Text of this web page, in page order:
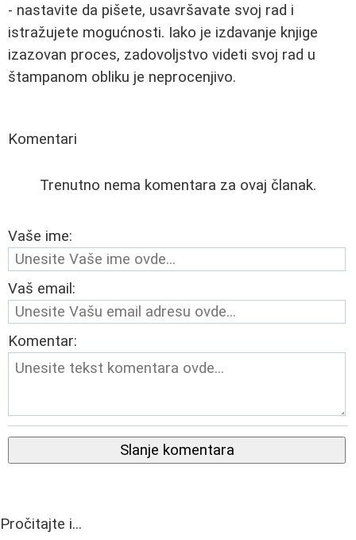
- nastavite da pišete, usavršavate svoj rad i
istražujete mogućnosti. Iako je izdavanje knjige
izazovan proces, zadovoljstvo videti svoj rad u
štampanom obliku je neprocenjivo.
Komentari
Trenutno nema komentara za ovaj članak.
Vaše ime:
Vaš email:
Komentar:
Slanje komentara
Pročitajte i...